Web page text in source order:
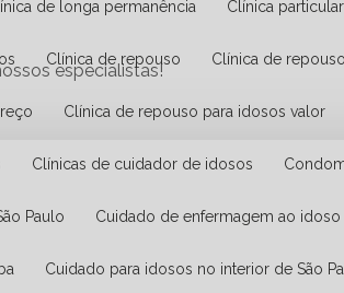
especialistas!
Clínica de longa permanência Clínica
Clínica de repouso Clínica de
Clínica de repouso para idosos valor
Clínicas de cuidador de idosos
Paulo Cuidado de enfermagem ao idoso
Cuidado para idosos no interior de São